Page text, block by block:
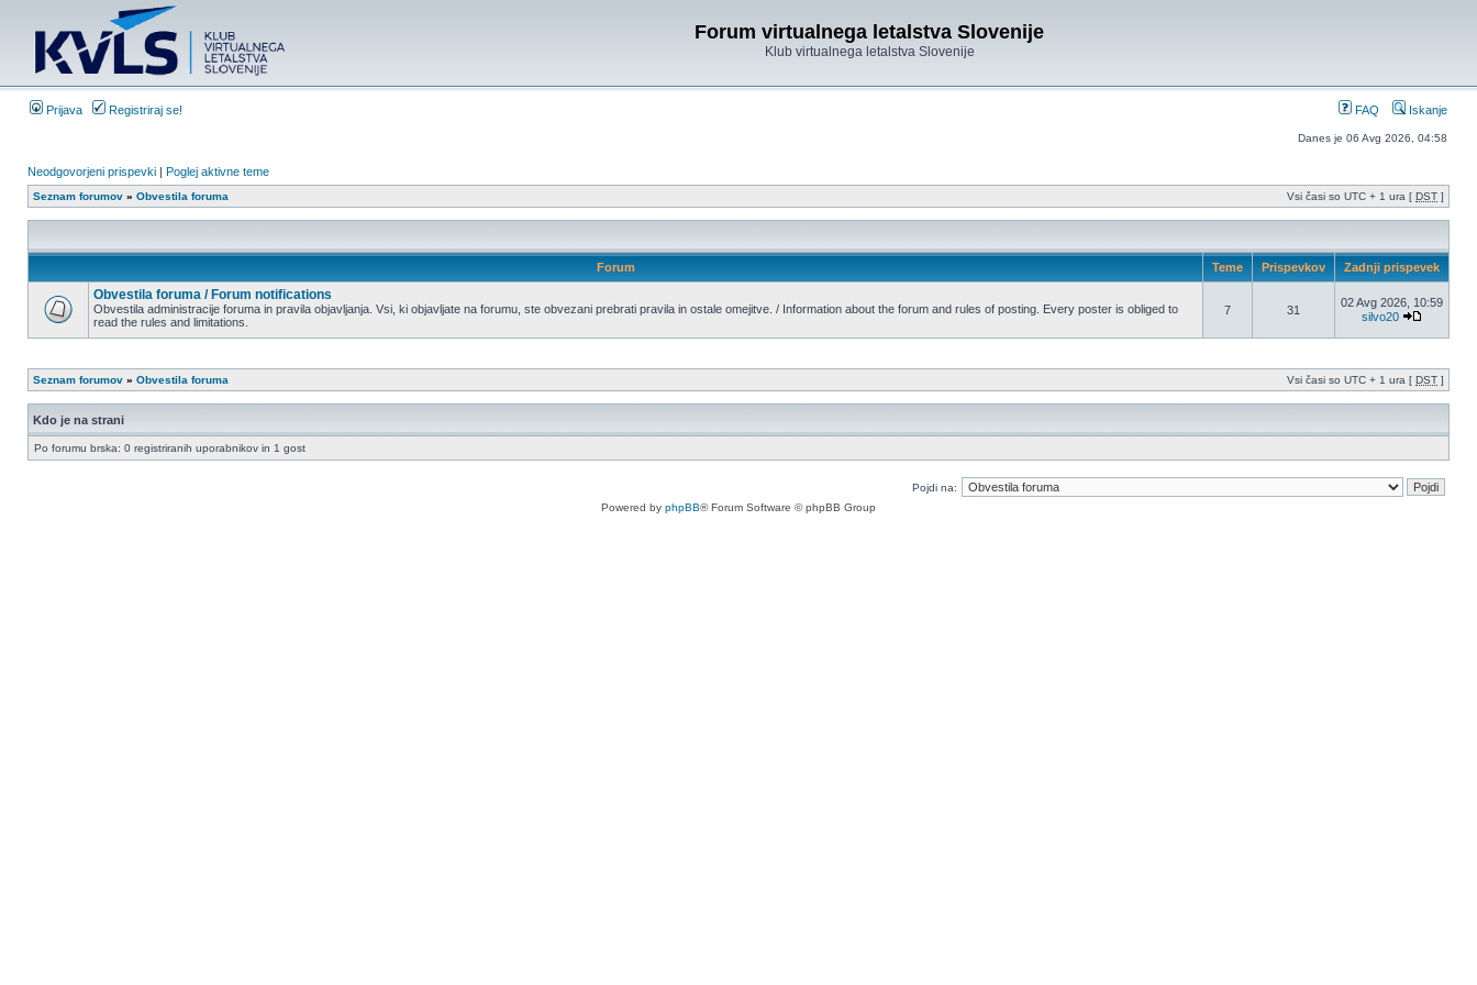
Forum virtualnega letalstva Slovenije
Klub virtualnega letalstva Slovenije
Prijava Registriraj se! FAQ Iskanje
Danes je 06 Avg 2026, 04:58
Neodgovorjeni prispevki | Poglej aktivne teme
Seznam forumov » Obvestila foruma Vsi časi so UTC + 1 ura [ DST ]
Forum Teme Prispevkov Zadnji prispevek
Obvestila foruma / Forum notifications
Obvestila administracije foruma in pravila objavljanja. Vsi, ki objavljate na forumu, ste obvezani prebrati pravila in ostale omejitve. / Information about the forum and rules of posting. Every poster is obliged to
read the rules and limitations.
7 31
02 Avg 2026, 10:59
silvo20
Seznam forumov » Obvestila foruma Vsi časi so UTC + 1 ura [ DST ]
Kdo je na strani
Po forumu brska: 0 registriranih uporabnikov in 1 gost
Pojdi na:
Powered by phpBB® Forum Software © phpBB Group